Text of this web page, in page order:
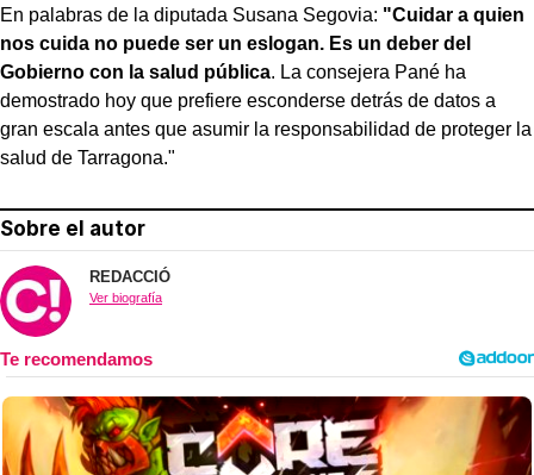
En palabras de la diputada Susana Segovia: "Cuidar a quien
nos cuida no puede ser un eslogan. Es un deber del
Gobierno con la salud pública. La consejera Pané ha
demostrado hoy que prefiere esconderse detrás de datos a
gran escala antes que asumir la responsabilidad de proteger la
salud de Tarragona."
Sobre el autor
REDACCIÓ
Ver biografía